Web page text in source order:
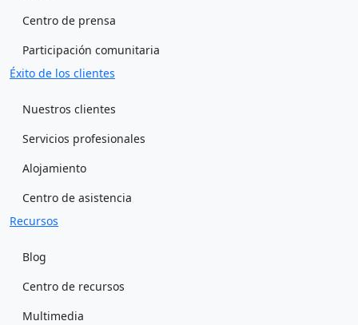
Centro de prensa
Participación comunitaria
Éxito de los clientes
Nuestros clientes
Servicios profesionales
Alojamiento
Centro de asistencia
Recursos
Blog
Centro de recursos
Multimedia